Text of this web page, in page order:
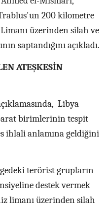
200 kilometre
üzerinden silah ve
saptandığını açıkladı.
ATEŞKESİN
Libya
birimlerinin tespit
ihlali anlamına geldiğini
terörist grupların
destek vermek
limanı üzerinden silah